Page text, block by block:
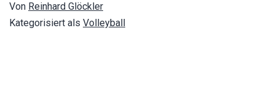
Von Reinhard Glöckler
Kategorisiert als Volleyball